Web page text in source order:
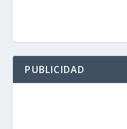
PUBLICIDAD